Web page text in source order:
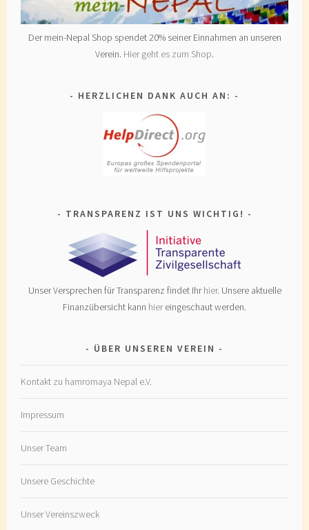
Der mein-Nepal Shop spendet 20% seiner Einnahmen an unseren
Verein. Hier geht es zum Shop.
HERZLICHEN DANK AUCH AN:
TRANSPARENZ IST UNS WICHTIG!
Unser Versprechen für Transparenz findet Ihrhier. Unsere aktuelle
Finanzübersicht kann hiereingeschaut werden.
ÜBER UNSEREN VEREIN
Kontakt zu hamromaya Nepal e.V.
Impressum
Unser Team
Unsere Geschichte
Unser Vereinszweck